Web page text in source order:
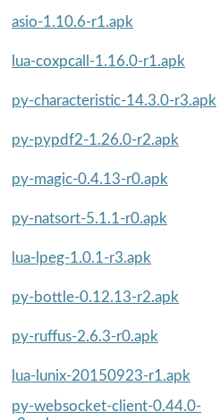
asio-1.10.6-r1.apk
lua-coxpcall-1.16.0-r1.apk
py-characteristic-14.3.0-r3.apk
py-pypdf2-1.26.0-r2.apk
py-magic-0.4.13-r0.apk
py-natsort-5.1.1-r0.apk
lua-lpeg-1.0.1-r3.apk
py-bottle-0.12.13-r2.apk
py-ruffus-2.6.3-r0.apk
lua-lunix-20150923-r1.apk
py-websocket-client-0.44.0-